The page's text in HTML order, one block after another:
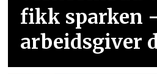
fikk sparken
arbeidsgiver